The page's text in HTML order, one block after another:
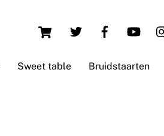
Cart
Sweet table Bruidstaarten